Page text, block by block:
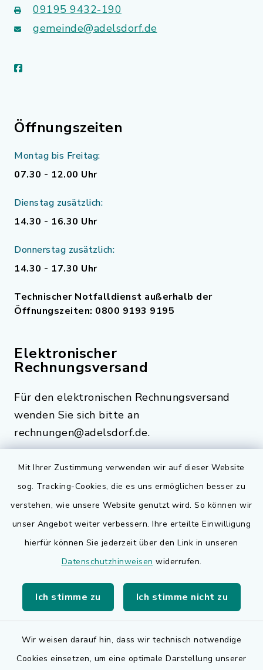
Mit Ihrer Zustimmung verwenden wir auf dieser Website
sog. Tracking-Cookies, die es uns ermöglichen besser zu
verstehen, wie unsere Website genutzt wird. So können wir
unser Angebot weiter verbessern. Ihre erteilte Einwilligung
hierfür können Sie jederzeit über den Link in unseren
Datenschutzhinweisen widerrufen.
Ich stimme zu Ich stimme nicht zu
Wir weisen darauf hin, dass wir technisch notwendige
Cookies einsetzen, um eine optimale Darstellung unserer
09195 9432-190
gemeinde@adelsdorf.de
facebook
Öffnungszeiten
Montag bis Freitag:
07.30 - 12.00 Uhr
Dienstag zusätzlich:
14.30 - 16.30 Uhr
Donnerstag zusätzlich:
14.30 - 17.30 Uhr
Technischer Notfalldienst außerhalb der
Öffnungszeiten: 0800 9193 9195
Elektronischer
Rechnungsversand
Für den elektronischen Rechnungsversand
wenden Sie sich bitte an
rechnungen@adelsdorf.de.
Quicklinks
Bauen in Adelsdorf
BayernPortal
Landkreis Erlangen-Höchstadt